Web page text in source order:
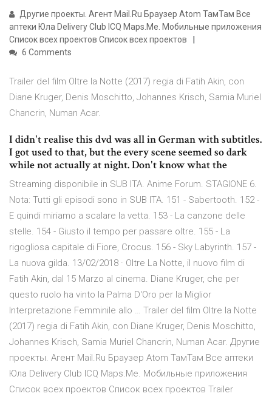
Другие проекты. Агент Mail.Ru Браузер Atom ТамТам Все
аптеки Юла Delivery Club ICQ Maps.Me. Мобильные приложения
Список всех проектов Список всех проектов
6 Comments
Trailer del film Oltre la Notte (2017) regia di Fatih Akin, con
Diane Kruger, Denis Moschitto, Johannes Krisch, Samia Muriel
Chancrin, Numan Acar.
I didn't realise this dvd was all in German with subtitles.
I got used to that, but the every scene seemed so dark
while not actually at night. Don't know what the
Streaming disponibile in SUB ITA. Anime Forum. STAGIONE 6.
Nota: Tutti gli episodi sono in SUB ITA. 151 - Sabertooth. 152 -
E quindi miriamo a scalare la vetta. 153 - La canzone delle
stelle. 154 - Giusto il tempo per passare oltre. 155 - La
rigogliosa capitale di Fiore, Crocus. 156 - Sky Labyrinth. 157 -
La nuova gilda. 13/02/2018 · Oltre La Notte, il nuovo film di
Fatih Akin, dal 15 Marzo al cinema. Diane Kruger, che per
questo ruolo ha vinto la Palma D'Oro per la Miglior
Interpretazione Femminile allo … Trailer del film Oltre la Notte
(2017) regia di Fatih Akin, con Diane Kruger, Denis Moschitto,
Johannes Krisch, Samia Muriel Chancrin, Numan Acar. Другие
проекты. Агент Mail.Ru Браузер Atom ТамТам Все аптеки
Юла Delivery Club ICQ Maps.Me. Мобильные приложения
Список всех проектов Список всех проектов Trailer